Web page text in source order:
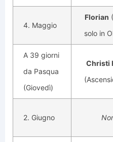
4. Maggio
Florian
solo in
A 39 giorni
da Pasqua
(Giovedì)
Christi
2. Giugno